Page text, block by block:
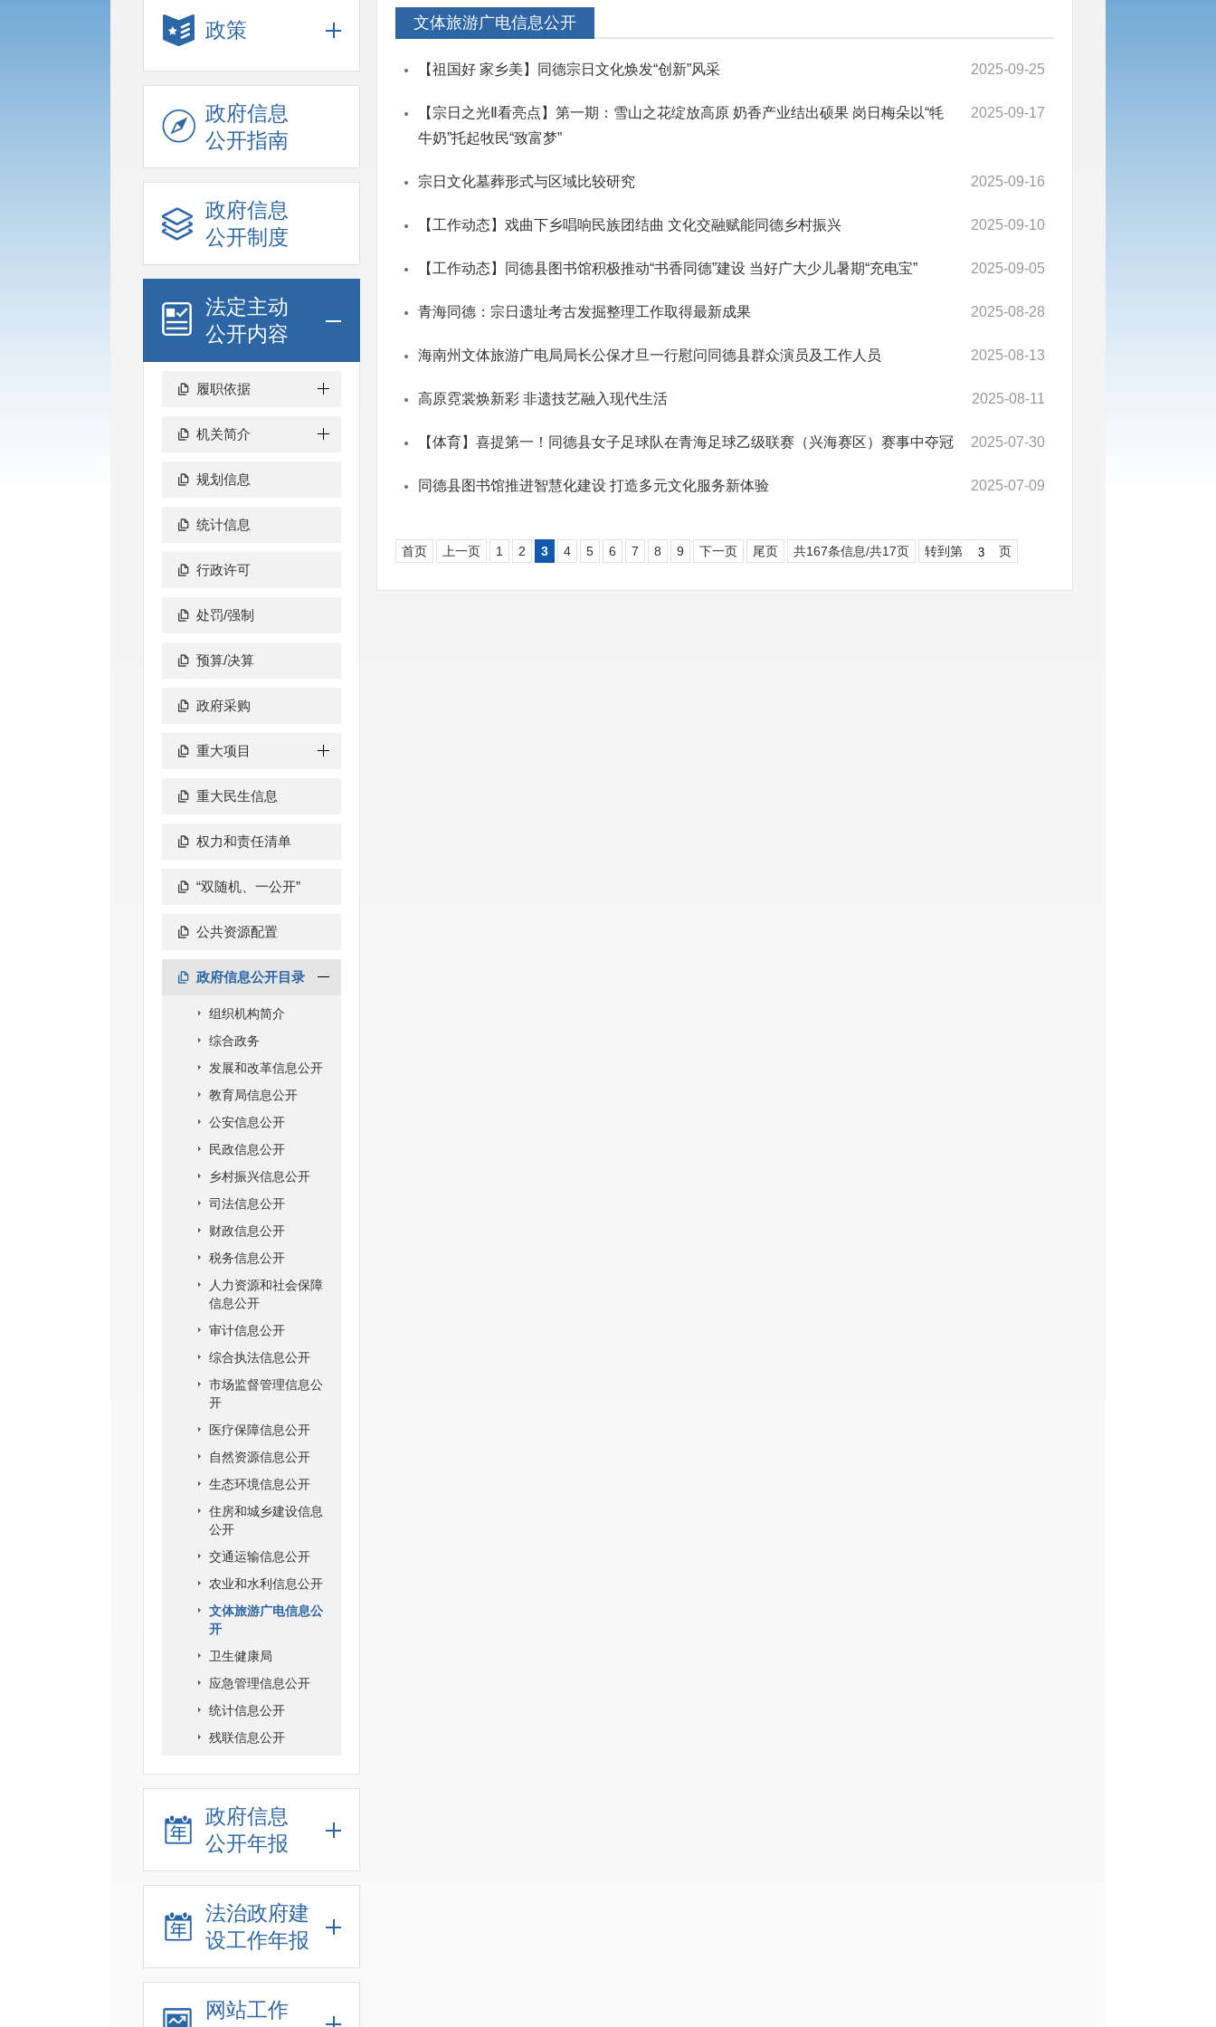
政策
政府信息
公开指南
政府信息
公开制度
法定主动
公开内容
履职依据
机关简介
规划信息
统计信息
行政许可
处罚/强制
预算/决算
政府采购
重大项目
重大民生信息
权力和责任清单
“双随机、一公开”
公共资源配置
政府信息公开目录
组织机构简介
综合政务
发展和改革信息公开
教育局信息公开
公安信息公开
民政信息公开
乡村振兴信息公开
司法信息公开
财政信息公开
税务信息公开
人力资源和社会保障
信息公开
审计信息公开
综合执法信息公开
市场监督管理信息公
开
医疗保障信息公开
自然资源信息公开
生态环境信息公开
住房和城乡建设信息
公开
交通运输信息公开
农业和水利信息公开
文体旅游广电信息公
开
卫生健康局
应急管理信息公开
统计信息公开
残联信息公开
政府信息
公开年报
法治政府建
设工作年报
网站工作
文体旅游广电信息公开
2025-09-25
【祖国好 家乡美】同德宗日文化焕发“创新”风采
2025-09-17
【宗日之光Ⅱ看亮点】第一期：雪山之花绽放高原 奶香产业结出硕果 岗日梅朵以“牦
牛奶”托起牧民“致富梦”
2025-09-16
宗日文化墓葬形式与区域比较研究
2025-09-10
【工作动态】戏曲下乡唱响民族团结曲 文化交融赋能同德乡村振兴
2025-09-05
【工作动态】同德县图书馆积极推动“书香同德”建设 当好广大少儿暑期“充电宝”
2025-08-28
青海同德：宗日遗址考古发掘整理工作取得最新成果
2025-08-13
海南州文体旅游广电局局长公保才旦一行慰问同德县群众演员及工作人员
2025-08-11
高原霓裳焕新彩 非遗技艺融入现代生活
2025-07-30
【体育】喜提第一！同德县女子足球队在青海足球乙级联赛（兴海赛区）赛事中夺冠
2025-07-09
同德县图书馆推进智慧化建设 打造多元文化服务新体验
首页 上一页 1 2 3 4 5 6 7 8 9 下一页 尾页 共167条信息/共17页 转到第 页